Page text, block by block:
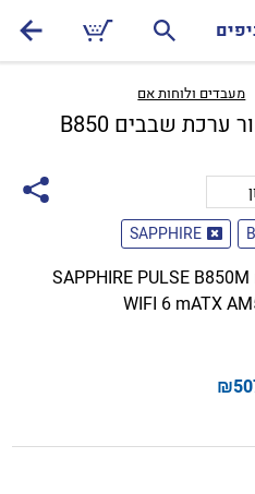
מעבדים ולוחות אם‏
לוח אם למעבד AMD שחור ערכת שבבים B850
SAPPHIRE
לוח אם SAPPHIRE PULSE B850M
WIFI 6 mATX
₪